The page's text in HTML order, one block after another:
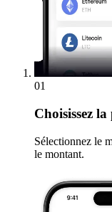
01
Choisissez la
Sélectionnez le
le montant.